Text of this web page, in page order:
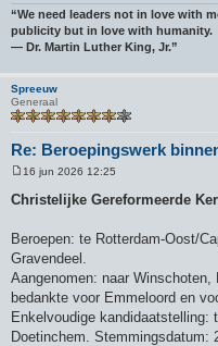
“We need leaders not in love with
publicity but in love with humanity.
― Dr. Martin Luther King, Jr.”
Spreeuw
Generaal
Re: Beroepingswerk
e
r
h
t
16 jun 2026 12:25
Christelijke Gereformeerde
Beroepen: te Rotterdam-Oost/
Gravendeel.
Aangenomen: naar
bedankte voor Emmeloord en
Enkelvoudige kandidaatstelling:
Doetinchem. Stemmingsdatum: